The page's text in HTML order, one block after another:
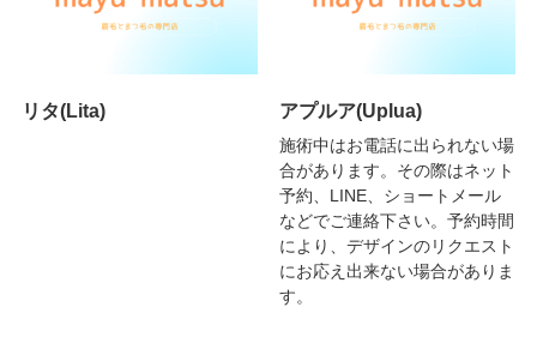
リタ(Lita) アプルア(Uplua)
施術中はお電話に出られない場
合があります。その際はネット
予約、LINE、ショートメール
などでご連絡下さい。予約時間
により、デザインのリクエスト
にお応え出来ない場合がありま
す。